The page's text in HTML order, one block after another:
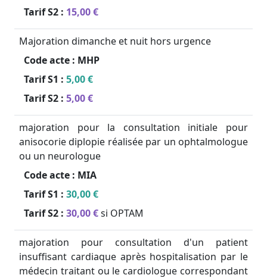
Tarif S2 : 15,00 €
Majoration dimanche et nuit hors urgence
Code acte : MHP
Tarif S1 : 5,00 €
Tarif S2 : 5,00 €
majoration pour la consultation initiale pour
anisocorie diplopie réalisée par un ophtalmologue
ou un neurologue
Code acte : MIA
Tarif S1 : 30,00 €
Tarif S2 : 30,00 €si OPTAM
majoration pour consultation d'un patient
insuffisant cardiaque après hospitalisation par le
médecin traitant ou le cardiologue correspondant